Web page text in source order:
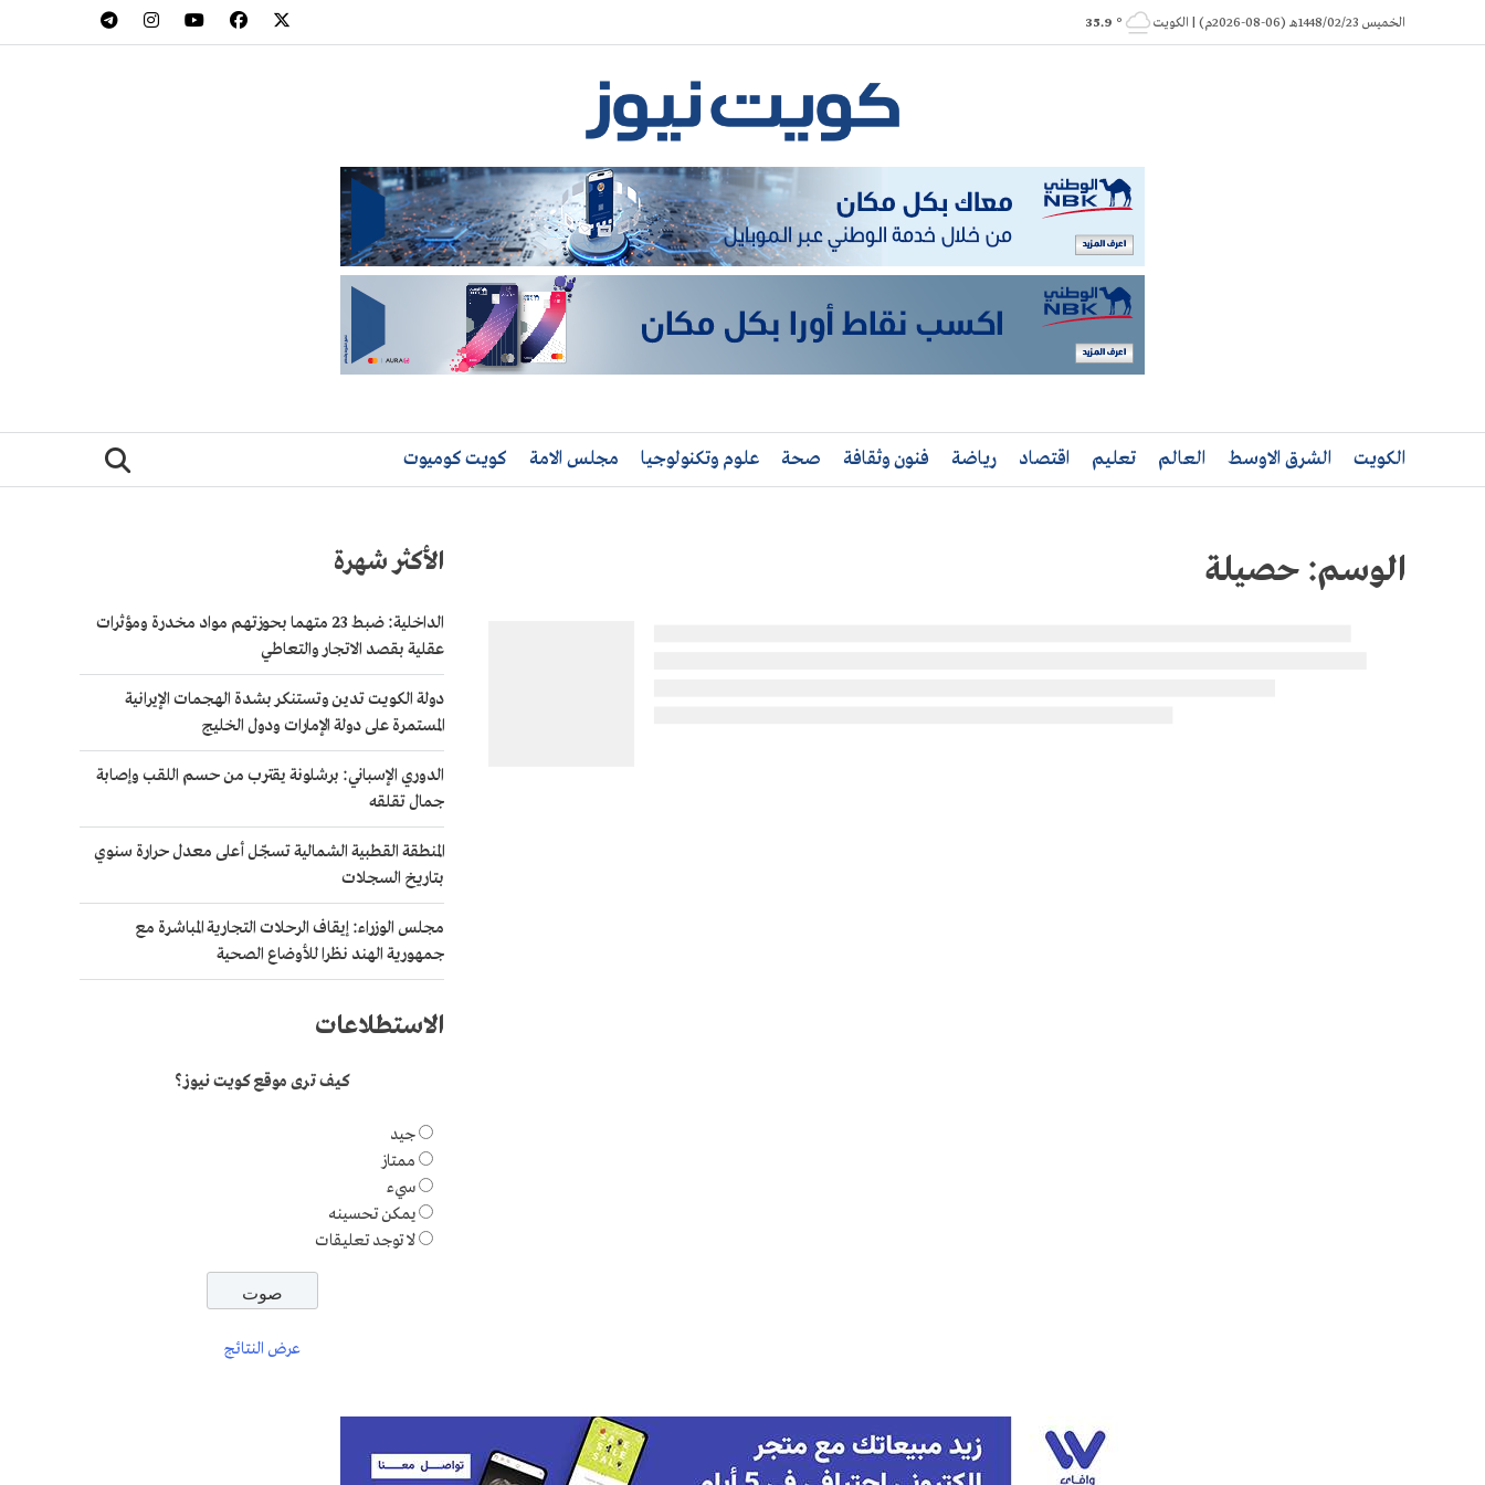
to
الخميس 1448/02/23هـ (06-08-2026م) | الكويت ° 35.9
الكويت الشرق الاوسط العالم تعليم اقتصاد رياضة فنون وثقافة صحة علوم وتكنولوجيا مجلس الامة كويت كوميوت
الوسم: حصيلة الأكثر شهرة
الداخلية: ضبط 23 متهما بحوزتهم مواد مخدرة ومؤثرات
عقلية بقصد الاتجار والتعاطي
دولة الكويت تدين وتستنكر بشدة الهجمات الإيرانية
المستمرة على دولة الإمارات ودول الخليج
الدوري الإسباني: برشلونة يقترب من حسم اللقب وإصابة
جمال تقلقه
المنطقة القطبية الشمالية تسجّل أعلى معدل حرارة سنوي
بتاريخ السجلات
مجلس الوزراء: إيقاف الرحلات التجارية المباشرة مع
جمهورية الهند نظرا للأوضاع الصحية
الاستطلاعات
كيف ترى موقع كويت نيوز؟
جيد
ممتاز
سيء
يمكن تحسينه
لا توجد تعليقات
عرض النتائج